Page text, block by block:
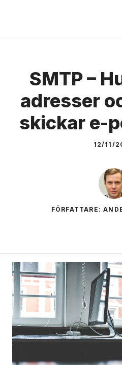
content
SMTP –
adresser
skickar e-
12/11/
FÖRFATTARE: